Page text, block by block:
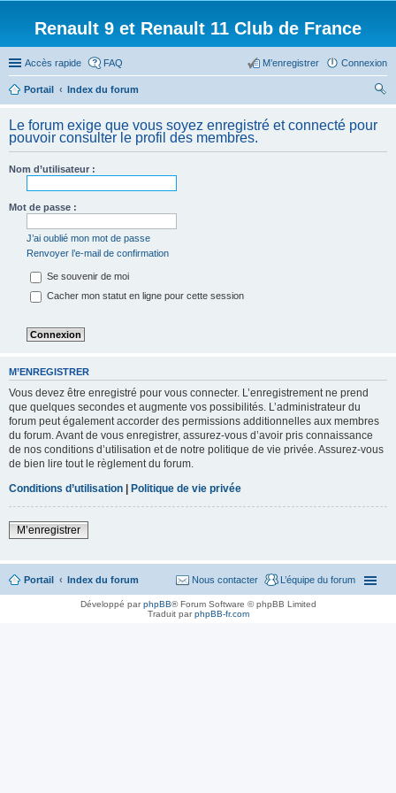
Renault 9 et Renault 11 Club de France
Accès rapide FAQ Connexion
M’enregistrer
Portail
Index du forum
her
ch
Le forum exige que vous soyez enregistré et connecté pour
pouvoir consulter le profil des membres.
Nom d’utilisateur :
Mot de passe :
J’ai oublié mon mot de passe
Renvoyer l’e-mail de confirmation
Se souvenir de moi
Cacher mon statut en ligne pour cette session
M’ENREGISTRER
Vous devez être enregistré pour vous connecter. L’enregistrement ne prend
que quelques secondes et augmente vos possibilités. L’administrateur du
forum peut également accorder des permissions additionnelles aux membres
du forum. Avant de vous enregistrer, assurez-vous d’avoir pris connaissance
de nos conditions d’utilisation et de notre politique de vie privée. Assurez-vous
de bien lire tout le règlement du forum.
Conditions d’utilisation | Politique de vie privée
M’enregistrer
Portail Index du forum L’équipe du forum
Nous contacter
Développé parphpBB® Forum Software © phpBB Limited
Traduit parphpBB-fr.com